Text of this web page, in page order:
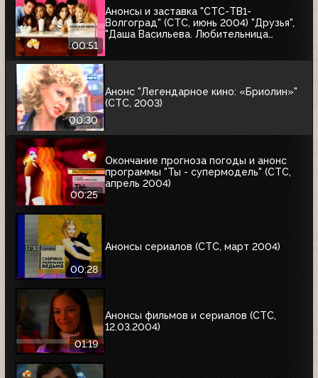
00:51
Анонсы и заставка "СТС-ТВ1-
Волгоград" (СТС, июнь 2004) "Друзья",
"Даша Васильева. Любительница
00:30
Анонс "Легендарное кино: «Бриолин»"
(СТС, 2003)
00:25
Окончание прогноза погоды и анонс
программы "Ты - супермодель" (СТС,
апрель 2004)
00:28
Анонсы сериалов (СТС, март 2004)
01:19
Анонсы фильмов и сериалов (СТС,
12.03.2004)